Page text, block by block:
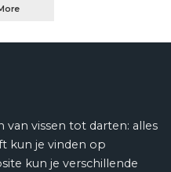
vissen tot darten: alles
kun je vinden op
kun je verschillende